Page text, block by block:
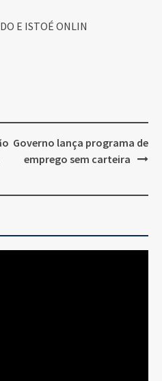
E ISTOÉ ONLIN
Governo lança programa de
emprego sem carteira